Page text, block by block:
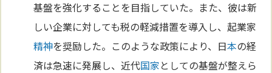
基盤を強化することを目指していた。また、彼は新
しい企業に対しても税の軽減措置を導入し、起業家
精神を奨励した。このような政策により、日本の経
済は急速に発展し、近代国家としての基盤が整えら